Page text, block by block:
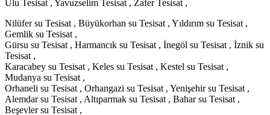
Ulu Tesisat , Yavuzselim Tesisat , Zafer Tesisat ,
Nilüfer su Tesisat , Büyükorhan su Tesisat , Yıldırım su Tesisat ,
Gemlik su Tesisat ,
Gürsu su Tesisat , Harmancık su Tesisat , İnegöl su Tesisat , İznik su
Tesisat ,
Karacabey su Tesisat , Keles su Tesisat , Kestel su Tesisat ,
Mudanya su Tesisat ,
Orhaneli su Tesisat , Orhangazi su Tesisat , Yenişehir su Tesisat ,
Alemdar su Tesisat , Altıparmak su Tesisat , Bahar su Tesisat ,
Beşevler su Tesisat ,